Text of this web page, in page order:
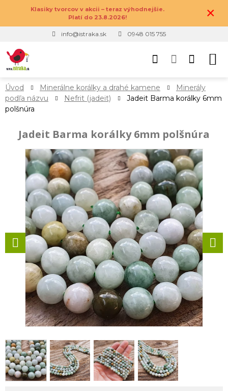
Klasiky tvorcov v akcii – teraz výhodnejšie.
Platí do 23.8.2026!
×
info@istraka.sk 0948 015 755
Úvod Minerálne korálky a drahé kamene
Minerály
podľa názvu
Nefrit (jadeit)
Jadeit Barma korálky 6mm
polšnúra
Jadeit Barma korálky 6mm polšnúra